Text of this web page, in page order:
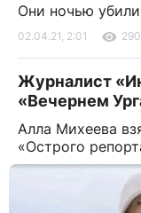
Они ночью
02.04.21, 2:01
Журналист
«Вечернем
Алла Михеева
«Острого